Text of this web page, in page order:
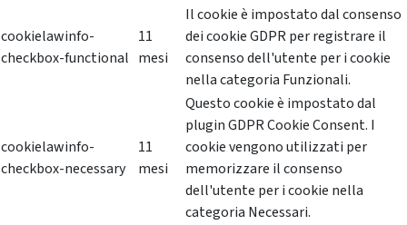
cookielawinfo-
checkbox-functional
11
mesi
Il cookie è impostato dal consenso
dei cookie GDPR per registrare il
consenso dell'utente per i cookie
nella categoria Funzionali.
cookielawinfo-
checkbox-necessary
11
mesi
Questo cookie è impostato dal
plugin GDPR Cookie Consent. I
cookie vengono utilizzati per
memorizzare il consenso
dell'utente per i cookie nella
categoria Necessari.